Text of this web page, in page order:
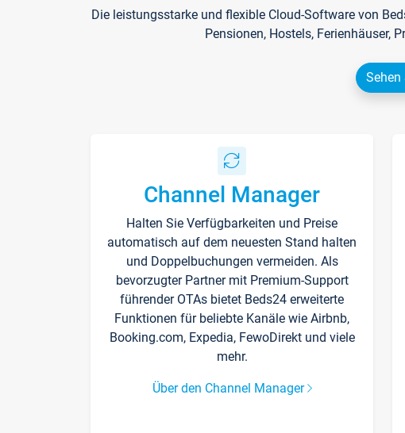
Die leistungsstarke und flexible Cloud-Software von
Pensionen, Hostels, Ferienhäuser,
Sehen
Channel Manager
Halten Sie Verfügbarkeiten und Preise
automatisch auf dem neuesten Stand halten
und Doppelbuchungen vermeiden. Als
bevorzugter Partner mit Premium-Support
führender OTAs bietet Beds24 erweiterte
Funktionen für beliebte Kanäle wie Airbnb,
Booking.com, Expedia, FewoDirekt und viele
mehr.
Über den Channel Manager